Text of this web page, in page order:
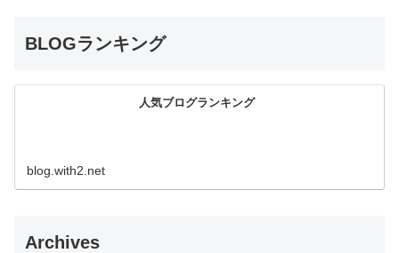
BLOGランキング
人気ブログランキング
blog.with2.net
Archives